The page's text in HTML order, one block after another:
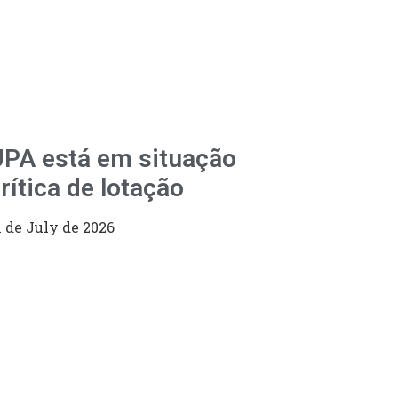
está em situação
de lotação
de July de 2026